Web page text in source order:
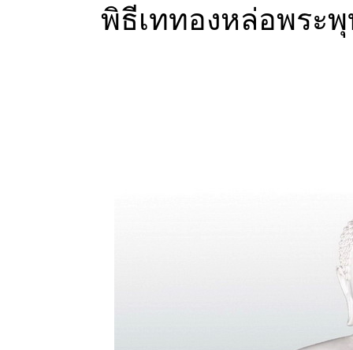
พิธีเททองหล่อพระ